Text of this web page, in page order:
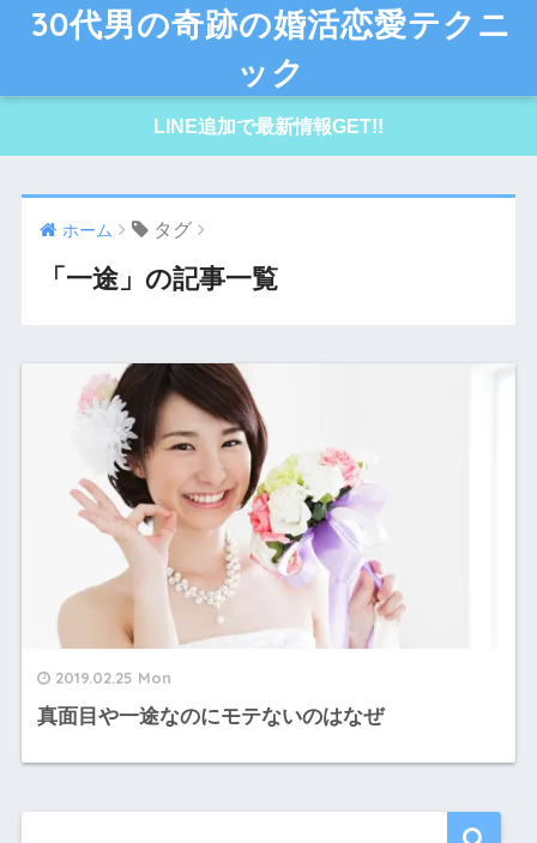
30代男の奇跡の婚活恋愛テクニ
ック
LINE追加で最新情報GET!!
ホーム タグ
「一途」の記事一覧
2019.02.25 Mon
真面目や一途なのにモテないのはなぜ